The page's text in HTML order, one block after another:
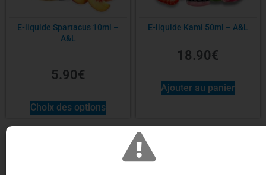
E-liquide Spartacus 10ml –
A&L
5.90€
Choix des options
E-liquide Kami 50ml – A&L
18.90€
Ajouter au panier